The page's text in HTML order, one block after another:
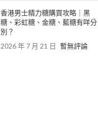
香港男士精力糖購買攻略｜黑
糖、彩虹糖、金糖、藍糖有咩分
別？
2026 年 7 月 21 日 暫無評論